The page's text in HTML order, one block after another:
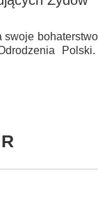
swoje bohaterstwo
Polski.